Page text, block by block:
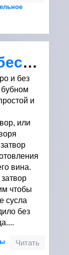
Как бесплатно и быстро из подручных материалов сделать гидрозатвор для вина
и без
бубном
и
или
вина.
чтобы
сусла
без
Читать